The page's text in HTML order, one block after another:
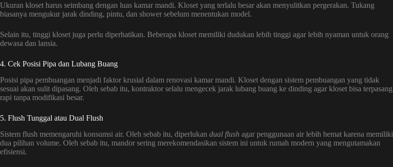
Ukuran kloset harus seimbang dengan luas kamar mandi. Kloset yang terlalu besar akan menyulitkan pergerakan. Tukang
biasanya mengukur jarak dinding, pintu, dan shower sebelum menentukan model.
Selain itu, tinggi kloset juga perlu diperhatikan. Beberapa kloset memiliki dudukan lebih tinggi agar lebih nyaman untuk orang
dewasa dan lansia.
4. Cek Posisi Pipa dan Lubang Buang
Posisi pipa pembuangan menjadi faktor krusial dalam renovasi kamar mandi. Kloset dengan sistem pembuangan yang tidak
sesuai akan sulit dipasang. Oleh sebab itu, kontraktor selalu mengecek jarak lubang buang ke dinding agar kloset bisa terpasang
rapi tanpa modifikasi besar.
5. Flush Tunggal atau Dual Flush
Sistem flush memengaruhi konsumsi air. Oleh sebab itu, diperlukan dual flush agar penggunaan air lebih hemat karena memiliki
dua pilihan volume. Oleh sebab itu, mandor sering merekomendasikan sistem ini untuk rumah modern yang mengutamakan
efisiensi.